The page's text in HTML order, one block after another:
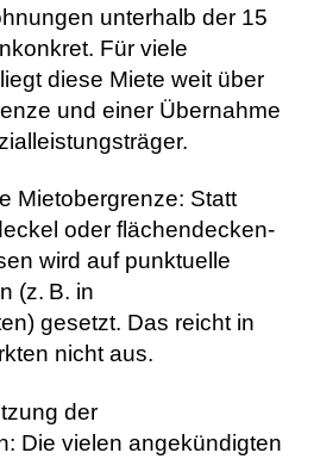
unterhalb der 15
Für viele
diese Miete weit über
und einer Übernahme
Mietobergrenze: Statt
oder flächendecken-
wird auf punktuelle
(z. B. in
gesetzt. Das reicht in
nicht aus.
der
Die vielen angekündigten